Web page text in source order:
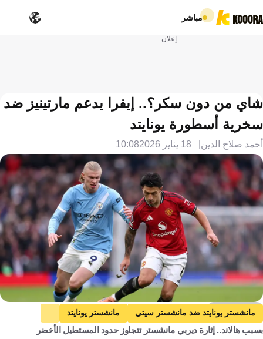
مباشر
إعلان
شاي من دون سكر؟.. إيفرا يدعم مارتينيز ضد
سخرية أسطورة يونايتد
أحمد صلاح الدين 18 يناير 2026 10:08
Getty Images
مانشستر يونايتد ضد مانشستر سيتي
مانشستر يونايتد
مانشستر سيتي
الدوري الإنجليزي الممتاز
ليساندرو مارتينيز
بسبب هالاند.. إثارة ديربي مانشستر تتجاوز حدود المستطيل الأخضر